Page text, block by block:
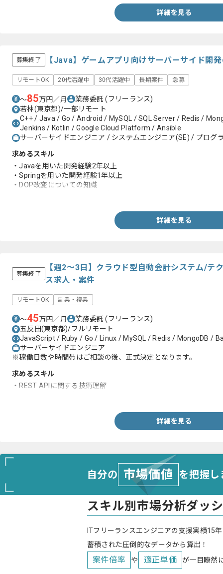
詳細を見る
募集終了 【Java】ゲームアプリ向けサーバーサイド開
リモートOK 20代活躍中 30代活躍中 長期案件 急募
〜85万円／月 業務委託(フリーランス)
若林(東京都)/一部リモート
C++ / Java / Go / Android / MySQL / SQL Server / Redis /
Jenkins / Kotlin / Google Cloud Platform / Ansible
サーバーサイドエンジニア / システムエンジニア(SE) / プログ
求めるスキル
・Javaを用いた開発経験2年以上
・Springを用いた開発経験1年以上
・DOP改変についての知識
詳細を見る
募集終了
【週2～3日】クラウド型自動会計システム/テ
ス求人・案件
リモートOK 副業・複業
〜45万円／月 業務委託(フリーランス)
五反田(東京都)/フルリモート
JavaScript / Ruby / Go / Linux / MySQL / Redis / MongoDB /
サーバーサイドエンジニア
※稼働日数や時間帯はご相談の後、正式決定となります。
求めるスキル
・REST APIに関する技術理解
詳細を見る
自分の 市場価値 を把握
スキル別市場分析ダッ
ITフリーランスエンジニアの支援実績15
蓄積された圧倒的なデータから算出！
案件倍率 や 適正単価 が一目瞭然